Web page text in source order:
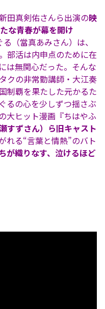
田真剣佑さんら出演の映
な青春が幕を開け
（當真あみさん）は、
部活は内申点のために在
は無関心だった。そんな
クの非常勤講師・大江奏
制覇を果たした元かるた
るの心を少しずつ揺さぶ
大ヒット漫画『ちはやふ
すずさん）ら旧キャスト
れる“言葉と情熱”のバト
が織りなす、泣けるほど